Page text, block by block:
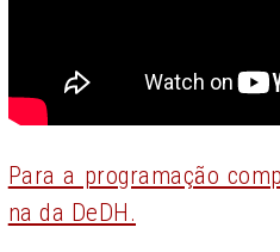
Para a programação
na da DeDH.